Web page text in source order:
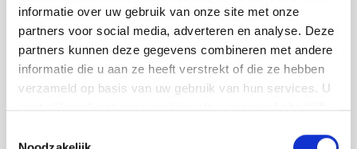
informatie over uw gebruik van onze site met onze
partners voor social media, adverteren en analyse. Deze
partners kunnen deze gegevens combineren met andere
informatie die u aan ze heeft verstrekt of die ze hebben
verzameld op basis van uw gebruik van hun services. U
gaat akkoord met onze cookies als u onze website blijft
elegantie en kracht. Methorst Afbouw plaatst
verschillende soorten gietvloeren in
Oostelbeers: van een slanke PU-vloer die
warm en modern oogt, tot een robuuste
troffelvloer die bestand is tegen intensief
populaire varianten die industriële charme